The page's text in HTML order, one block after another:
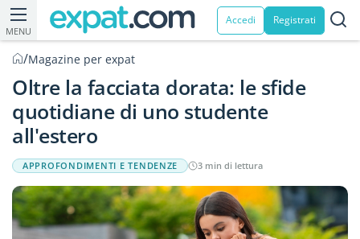
MENU
Accedi Registrati
/Magazine per expat
Oltre la facciata dorata: le sfide
quotidiane di uno studente
all'estero
APPROFONDIMENTI E TENDENZE 3 min di lettura